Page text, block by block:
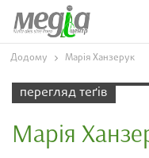
Додому Марія Ханзерук
перегляд теґів
Марія